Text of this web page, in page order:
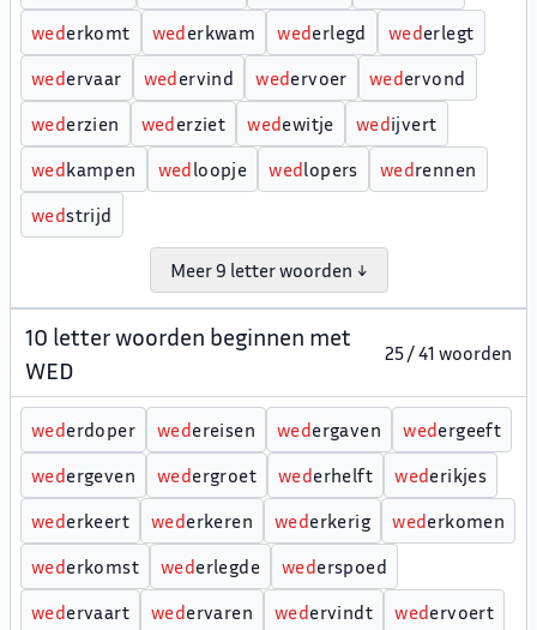
wederkomt wederkwam wederlegd wederlegt
wedervaar wedervind wedervoer wedervond
wederzien wederziet wedewitje wedijvert
wedkampen wedloopje wedlopers wedrennen
wedstrijd
Meer 9 letter woorden ↓
10 letter woorden beginnen met
WED
25 / 41 woorden
wederdoper wedereisen wedergaven wedergeeft
wedergeven wedergroet wederhelft wederikjes
wederkeert wederkeren wederkerig wederkomen
wederkomst wederlegde wederspoed
wedervaart wedervaren wedervindt wedervoert